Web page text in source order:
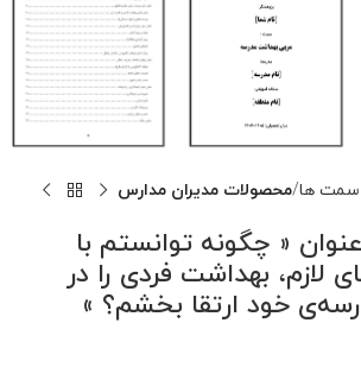
سمت ها محصولات مدیران مدارس
« چگونه توانستم با
لازم، بهداشت فردی را در
خود ارتقا بخشم؟ »